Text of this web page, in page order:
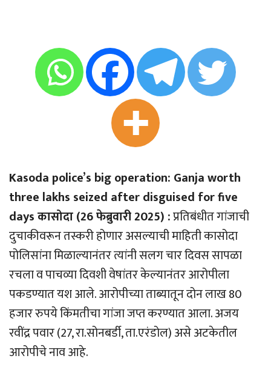
Kasoda police’s big operation: Ganja worth
three lakhs seized after disguised for five
days कासोदा (26 फेब्रुवारी 2025) :प्रतिबंधीत गांजाची
दुचाकीवरून तस्करी होणार असल्याची माहिती कासोदा
पोलिसांना मिळाल्यानंतर त्यांनी सलग चार दिवस सापळा
रचला व पाचव्या दिवशी वेषांतर केल्यानंतर आरोपीला
पकडण्यात यश आले. आरोपीच्या ताब्यातून दोन लाख 80
हजार रुपये किंमतीचा गांजा जप्त करण्यात आला. अजय
रवींद्र पवार (27, रा.सोनबर्डी, ता.एरंडोल) असे अटकेतील
आरोपीचे नाव आहे.